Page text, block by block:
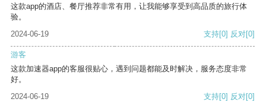
这款app的酒店、餐厅推荐非常有用，让我能够享受到高品质的旅行体
验。
2024-06-19
支持[0] 反对[0]
游客
这款加速器app的客服很贴心，遇到问题都能及时解决，服务态度非常
好。
2024-06-19
支持[0] 反对[0]